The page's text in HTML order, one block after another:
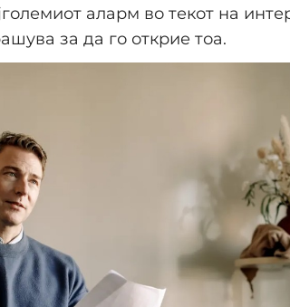
аларм во текот на
за да го открие тоа.